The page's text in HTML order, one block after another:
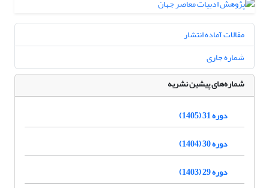
مقالات آماده انتشار
شماره جاری
شماره‌های پیشین نشریه
دوره 31 (1405)
دوره 30 (1404)
دوره 29 (1403)